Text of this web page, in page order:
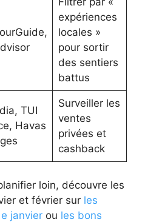
expériences
locales »
pour sortir
des sentiers
battus
TUI
Havas
Surveiller les
ventes
privées et
cashback
loin, découvre les
et février sur les
janvier ou les bons